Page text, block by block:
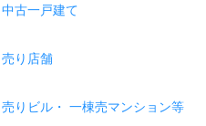
中古一戸建て
売り店舗
売りビル・ 一棟売マンション等